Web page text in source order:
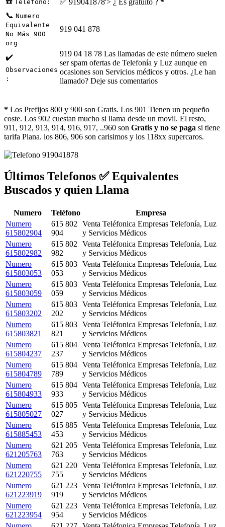
Telefono:
📞 Numero
Equivalente
No Más 900
org
919 041 878
✔️
Observaciones
:
919 04 18 78 Las llamadas de este número suelen
ser spam ofertas de Telefonía y Luz aunque en
ocasiones son Servicios médicos y otros. ¿Le han
llamado? Deje sus comentarios
* Los Prefijos 800 y 900 son Gratis. Los 901 Tienen un pequeño
coste. Los 902 cuestan mucho si llama desde un movil. El resto,
911, 912, 913, 914, 916, 917, ..960 son Gratis y no se paga si tiene
tarifa Plana. los 806, 906 son carisimos y los 118xx supercaros.
Últimos Telefonos ✅ Equivalentes
Buscados y quien Llama
Numero Teléfono
Empresa
Numero
615802904
615 802
904
Venta Teléfonica Empresas Telefonía, Luz
y Servicios Médicos
Numero
615802982
615 802
982
Venta Teléfonica Empresas Telefonía, Luz
y Servicios Médicos
Numero
615803053
615 803
053
Venta Teléfonica Empresas Telefonía, Luz
y Servicios Médicos
Numero
615803059
615 803
059
Venta Teléfonica Empresas Telefonía, Luz
y Servicios Médicos
Numero
615803202
615 803
202
Venta Teléfonica Empresas Telefonía, Luz
y Servicios Médicos
Numero
615803821
615 803
821
Venta Teléfonica Empresas Telefonía, Luz
y Servicios Médicos
Numero
615804237
615 804
237
Venta Teléfonica Empresas Telefonía, Luz
y Servicios Médicos
Numero
615804789
615 804
789
Venta Teléfonica Empresas Telefonía, Luz
y Servicios Médicos
Numero
615804933
615 804
933
Venta Teléfonica Empresas Telefonía, Luz
y Servicios Médicos
Numero
615805027
615 805
027
Venta Teléfonica Empresas Telefonía, Luz
y Servicios Médicos
Numero
615885453
615 885
453
Venta Teléfonica Empresas Telefonía, Luz
y Servicios Médicos
Numero
621205763
621 205
763
Venta Teléfonica Empresas Telefonía, Luz
y Servicios Médicos
Numero
621220755
621 220
755
Venta Teléfonica Empresas Telefonía, Luz
y Servicios Médicos
Numero
621223919
621 223
919
Venta Teléfonica Empresas Telefonía, Luz
y Servicios Médicos
Numero
621223954
621 223
954
Venta Teléfonica Empresas Telefonía, Luz
y Servicios Médicos